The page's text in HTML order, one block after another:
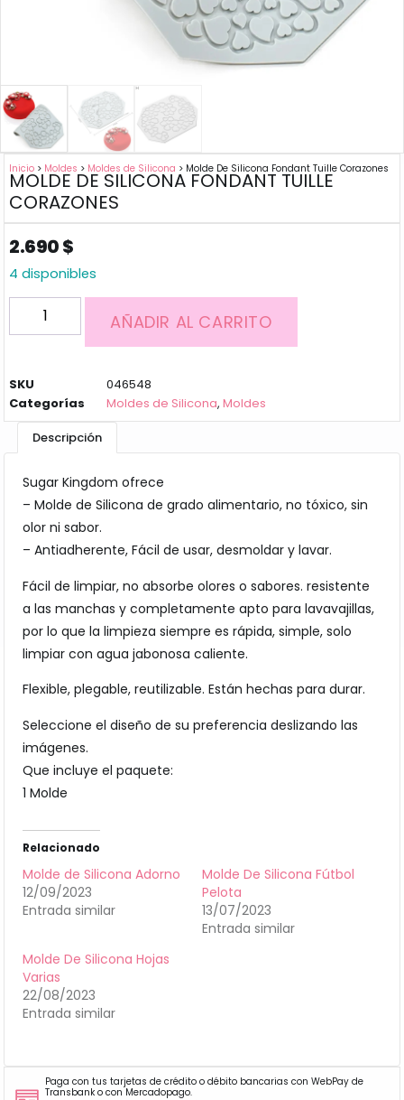
Inicio > Moldes > Moldes de Silicona > Molde De Silicona Fondant Tuille Corazones
MOLDE DE SILICONA FONDANT TUILLE
CORAZONES
2.690$
4 disponibles
AÑADIR AL CARRITO
SKU
046548
Categorías
Moldes de Silicona,Moldes
Descripción
Sugar Kingdom ofrece
– Molde de Silicona de grado alimentario, no tóxico, sin
olor ni sabor.
– Antiadherente, Fácil de usar, desmoldar y lavar.
Fácil de limpiar, no absorbe olores o sabores. resistente
a las manchas y completamente apto para lavavajillas,
por lo que la limpieza siempre es rápida, simple, solo
limpiar con agua jabonosa caliente.
Flexible, plegable, reutilizable. Están hechas para durar.
Seleccione el diseño de su preferencia deslizando las
imágenes.
Que incluye el paquete:
1 Molde
Relacionado
Molde de Silicona Adorno
12/09/2023
Entrada similar
Molde De Silicona Fútbol
Pelota
13/07/2023
Entrada similar
Molde De Silicona Hojas
Varias
22/08/2023
Entrada similar
Paga con tus tarjetas de crédito o débito bancarias con WebPay de
Transbank o con Mercadopago.